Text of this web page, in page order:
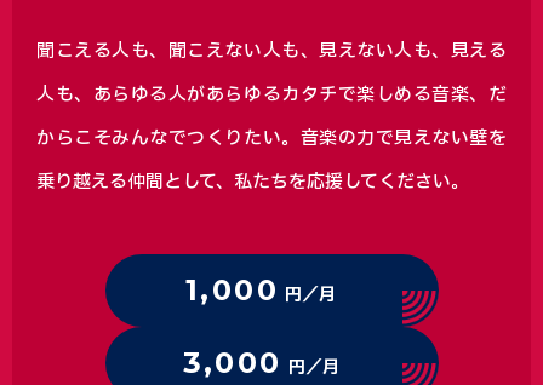
聞こえる人も、聞こえない人も、見えない人も、見える
人も、あらゆる人があらゆるカタチで楽しめる音楽、 だ
からこそみんなでつくりたい。音楽の力で見えない壁を
乗り越える仲間として、私たちを応援してください。
1,000 円／月
3,000 円／月